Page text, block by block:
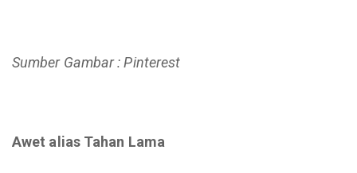
Sumber Gambar : Pinterest
Awet alias Tahan Lama